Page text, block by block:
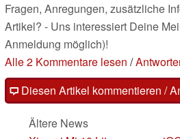
Fragen, Anregungen, zusätzliche
Artikel? - Uns interessiert Deine
Anmeldung möglich)!
Alle 2 Kommentare lesen /
Diesen Artikel kommentieren /
Ältere News